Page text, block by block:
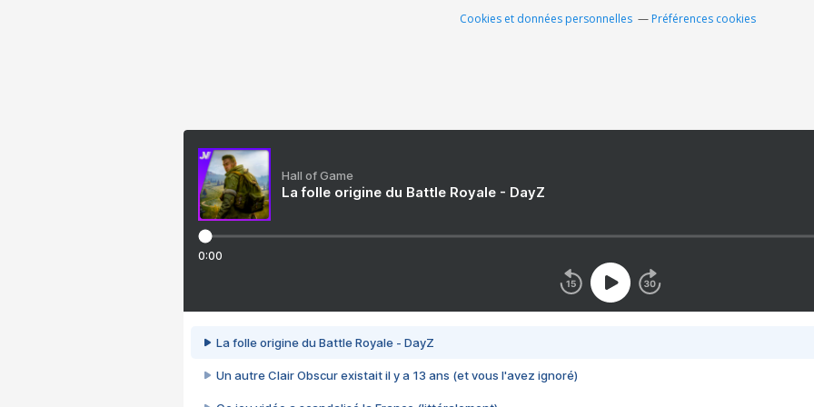
Cookies et données personnelles Préférences cookies
Hall of Game
La folle origine du Battle Royale - DayZ
0:00
La folle origine du Battle Royale - DayZ
Un autre Clair Obscur existait il y a 13 ans (et vous l'avez ignoré)